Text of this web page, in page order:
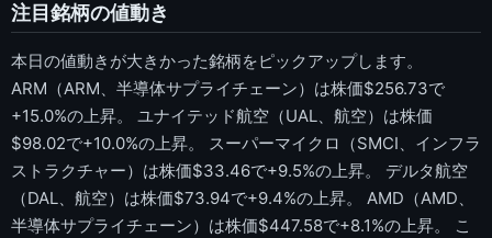
注目銘柄の値動き
本日の値動きが大きかった銘柄をピックアップします。
ARM（ARM、半導体サプライチェーン）は株価$256.73で
+15.0%の上昇。 ユナイテッド航空（UAL、航空）は株価
$98.02で+10.0%の上昇。 スーパーマイクロ（SMCI、インフラ
ストラクチャー）は株価$33.46で+9.5%の上昇。 デルタ航空
（DAL、航空）は株価$73.94で+9.4%の上昇。 AMD（AMD、
半導体サプライチェーン）は株価$447.58で+8.1%の上昇。 こ